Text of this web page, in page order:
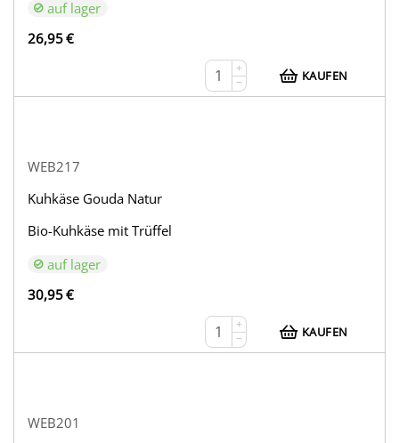
auf lager
26,95€
+
−
KAUFEN
WEB217
Kuhkäse Gouda Natur
Bio-Kuhkäse mit Trüffel
auf lager
30,95€
+
−
KAUFEN
WEB201